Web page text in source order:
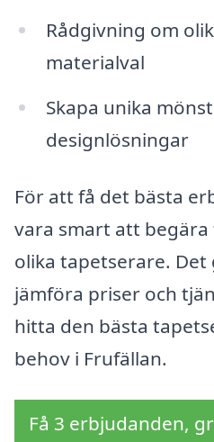
Rådgivning om
materialval
Skapa unika
designlösningar
För att få det bästa
vara smart att
olika tapetserare.
jämföra priser och
hitta den bästa
behov i Frufällan.
Få 3 erbjudanden,